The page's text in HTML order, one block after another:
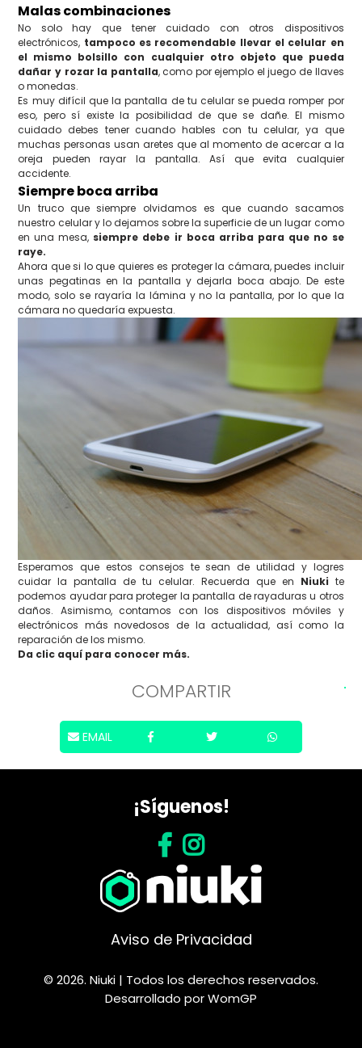
Malas combinaciones
No solo hay que tener cuidado con otros dispositivos
electrónicos, tampoco es recomendable llevar el celular en
el mismo bolsillo con cualquier otro objeto que pueda
dañar y rozar la pantalla, como por ejemplo el juego de llaves
o monedas.
Es muy difícil que la pantalla de tu celular se pueda romper por
eso, pero sí existe la posibilidad de que se dañe. El mismo
cuidado debes tener cuando hables con tu celular, ya que
muchas personas usan aretes que al momento de acercar a la
oreja pueden rayar la pantalla. Así que evita cualquier
accidente.
Siempre boca arriba
Un truco que siempre olvidamos es que cuando sacamos
nuestro celular y lo dejamos sobre la superficie de un lugar como
en una mesa, siempre debe ir boca arriba para que no se
raye.
Ahora que si lo que quieres es proteger la cámara, puedes incluir
unas pegatinas en la pantalla y dejarla boca abajo. De este
modo, solo se rayaría la lámina y no la pantalla, por lo que la
cámara no quedaría expuesta.
Esperamos que estos consejos te sean de utilidad y logres
cuidar la pantalla de tu celular. Recuerda que en Niuki te
podemos ayudar para proteger la pantalla de rayaduras u otros
daños. Asimismo, contamos con los dispositivos móviles y
electrónicos más novedosos de la actualidad, así como la
reparación de los mismo.
Da clic aquí para conocer más.
COMPARTIR
EMAIL
¡Síguenos!
Aviso de Privacidad
© 2026. Niuki | Todos los derechos reservados.
Desarrollado porWomGP